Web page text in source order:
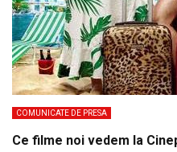
COMUNICATE DE PRESA
Ce filme noi vedem la